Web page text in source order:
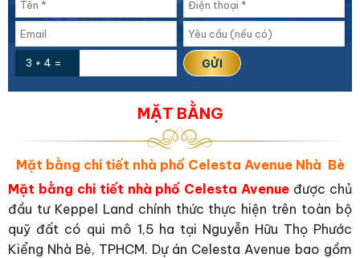
3 + 4 =
MẶT BẰNG
Mặt bằng chi tiết nhà phố Celesta Avenue Nhà Bè
Mặt bằng chi tiết nhà phố Celesta Avenue được chủ
đầu tư Keppel Land chính thức thực hiện trên toàn bộ
quỹ đất có qui mô 1,5 ha tại Nguyễn Hữu Thọ Phước
Kiểng Nhà Bè, TPHCM. Dự án Celesta Avenue bao gồm